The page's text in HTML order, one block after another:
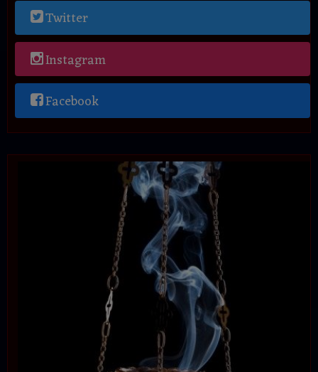
Twitter
Instagram
Facebook